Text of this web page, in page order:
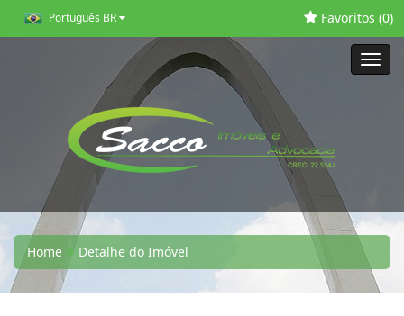
Português BR Favoritos (0)
Home Detalhe do Imóvel